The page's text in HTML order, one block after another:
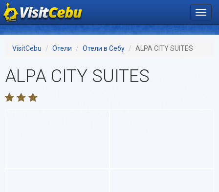
VisitCebu Отели Отели в Себу ALPA CITY SUITES
ALPA CITY SUITES